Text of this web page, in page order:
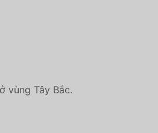
vùng Tây Bắc.